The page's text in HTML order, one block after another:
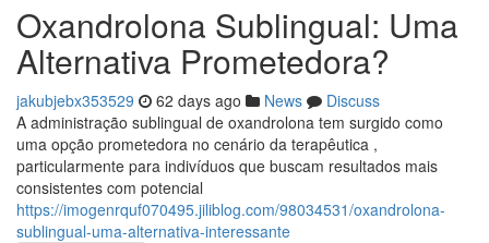
Oxandrolona Sublingual: Uma
Alternativa Prometedora?
jakubjebx353529 62 days ago News
Discuss
A administração sublingual de oxandrolona tem surgido como
uma opção prometedora no cenário da terapêutica ,
particularmente para indivíduos que buscam resultados mais
consistentes com potencial
https://imogenrquf070495.jiliblog.com/98034531/oxandrolona-
sublingual-uma-alternativa-interessante